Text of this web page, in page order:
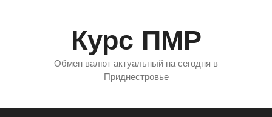
Курс ПМР
Обмен валют актуальный на сегодня в
Приднестровье